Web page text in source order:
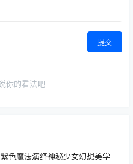
提交
你的看法吧
色魔法演绎神秘少女幻想美学